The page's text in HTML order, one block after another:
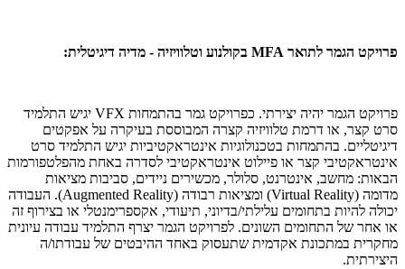
פרויקט הגמר לתואר MFA בקולנוע וטלוויזיה - מדיה דיגיטלית:
פרויקט הגמר יהיה יצירתי. כפרויקט גמר בהתמחות VFX יגיש התלמיד
סרט קצר, או דרמת טלוויזיה קצרה המבוססת בעיקרה על אפקטים
דיגיטליים. בהתמחות בטכנולוגיות אינטראקטיביות יגיש התלמיד סרט
אינטראקטיבי קצר או פיילוט אינטראקטיבי לסדרה באחת מהפלטפורמות
הבאות: מחשב, אינטרנט, סלולר, מכשירים ניידים, סביבות מציאות
מדומה (Virtual Reality) ומציאות רבודה (Augmented Reality). העבודה
יכולה להיות בתחומים עלילתי/בדיוני, תיעודי, אקספרימנטלי או בצירוף זה
או אחר של התחומים השונים. לפרויקט הגמר יצרף התלמיד עבודה עיונית
מחקרית במתכונת אקדמית שתעסוק באחד ההיבטים של עבודתו/ה
היצירתית.